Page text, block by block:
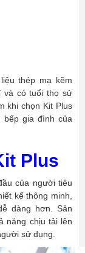
thép mạ kẽm
và có tuổi thọ sử
khi chọn Kit Plus
bếp gia đình của
Plus
của người tiêu
kế thông minh,
dàng hơn. Sản
năng chịu tải lên
sử dụng.